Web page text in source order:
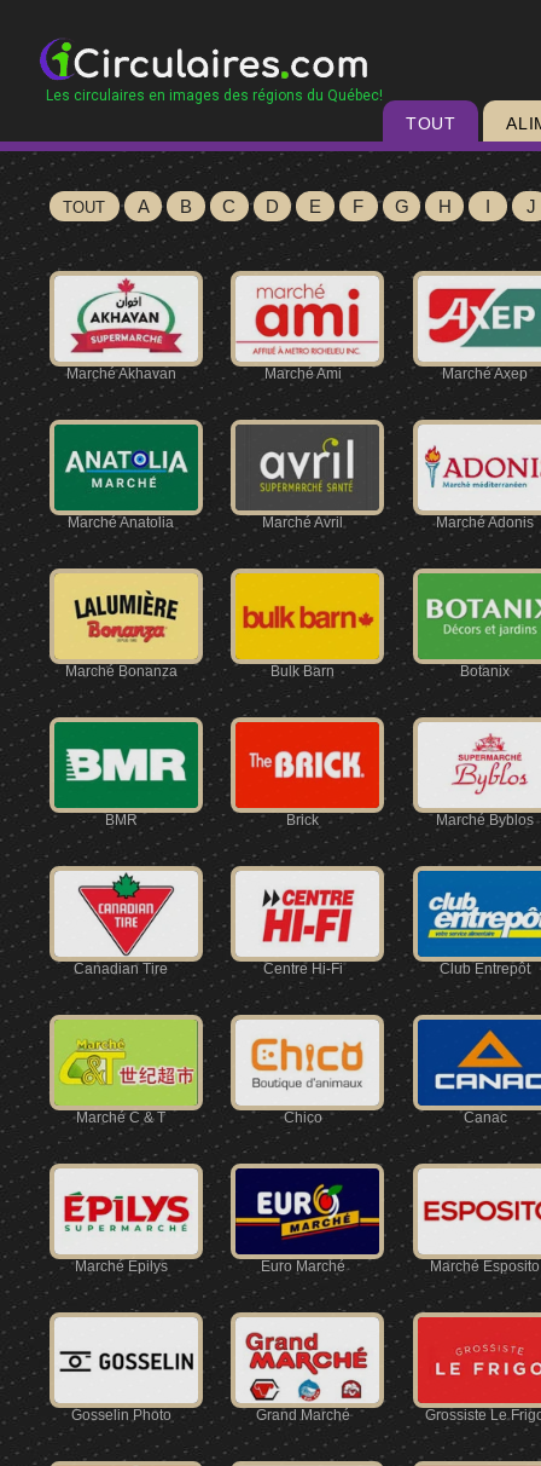
Les circulaires en images des régions du Québec!
TOUT
TOUT A B C D E F G H I J
Marché Akhavan Marché Ami Marché Axep
Marché Anatolia Marché Avril Marché Adonis
Marché Bonanza Bulk Barn Botanix
BMR Brick Marché Byblos
Canadian Tire Centre Hi-Fi Club Entrepôt
Marché C & T Chico Canac
Marché Épilys Euro Marché Marché Esposito
Gosselin Photo Grand Marché Grossiste Le